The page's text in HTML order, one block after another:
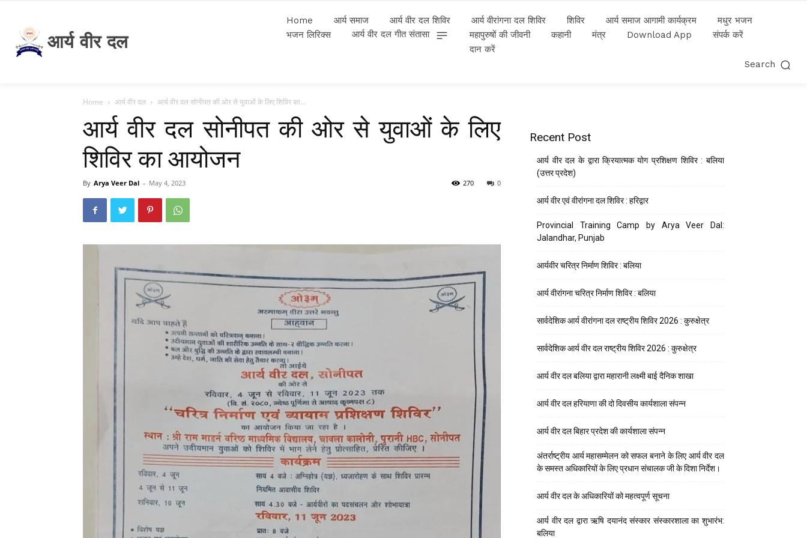
आर्य वीर दल
Home आर्य समाज आर्य वीर दल शिविर आर्य वीरांगना दल शिविर शिविर आर्य समाज आगामी कार्यक्रम
मधुर भजन
भजन लिरिक्स
आर्य वीर दल गीत संतासा महापुरुषों की जीवनी कहानी मंत्र Download App
संपर्क करें
दान करें
Search
Home आर्य वीर दल आर्य वीर दल सोनीपत की ओर से युवाओं के लिए शिविर का...
आर्य वीर दल सोनीपत की ओर से युवाओं के लिए
शिविर का आयोजन
By Arya Veer Dal - May 4, 2023 0
270
Recent Post
आर्य वीर दल के द्वारा क्रियात्मक योग प्रशिक्षण शिविर : बलिया
(उत्तर प्रदेश)
आर्य वीर एवं वीरांगना दल शिविर : हरिद्वार
Provincial Training Camp by Arya Veer Dal:
Jalandhar, Punjab
आर्यवीर चरित्र निर्माण शिविर : बलिया
आर्य वीरांगना चरित्र निर्माण शिविर : बलिया
सार्वदेशिक आर्य वीरांगना दल राष्ट्रीय शिविर 2026 : कुरुक्षेत्र
सार्वदेशिक आर्य वीर दल राष्ट्रीय शिविर 2026 : कुरुक्षेत्र
आर्य वीर दल बलिया द्वारा महारानी लक्ष्मी बाई दैनिक शाखा
आर्य वीर दल हरियाणा की दो दिवसीय कार्यशाला संपन्न
आर्य वीर दल बिहार प्रदेश की कार्यशाला संपन्न
अंतर्राष्ट्रीय आर्य महासम्मेलन को सफल बनाने के लिए आर्य वीर दल
के समस्त अधिकारियों के लिए प्रधान संचालक जी के दिशा निर्देश।
आर्य वीर दल के अधिकारियों को महत्वपूर्ण सूचना
आर्य वीर दल द्वारा ऋषि दयानंद संस्कार संस्कारशाला का शुभारंभ:
बलिया